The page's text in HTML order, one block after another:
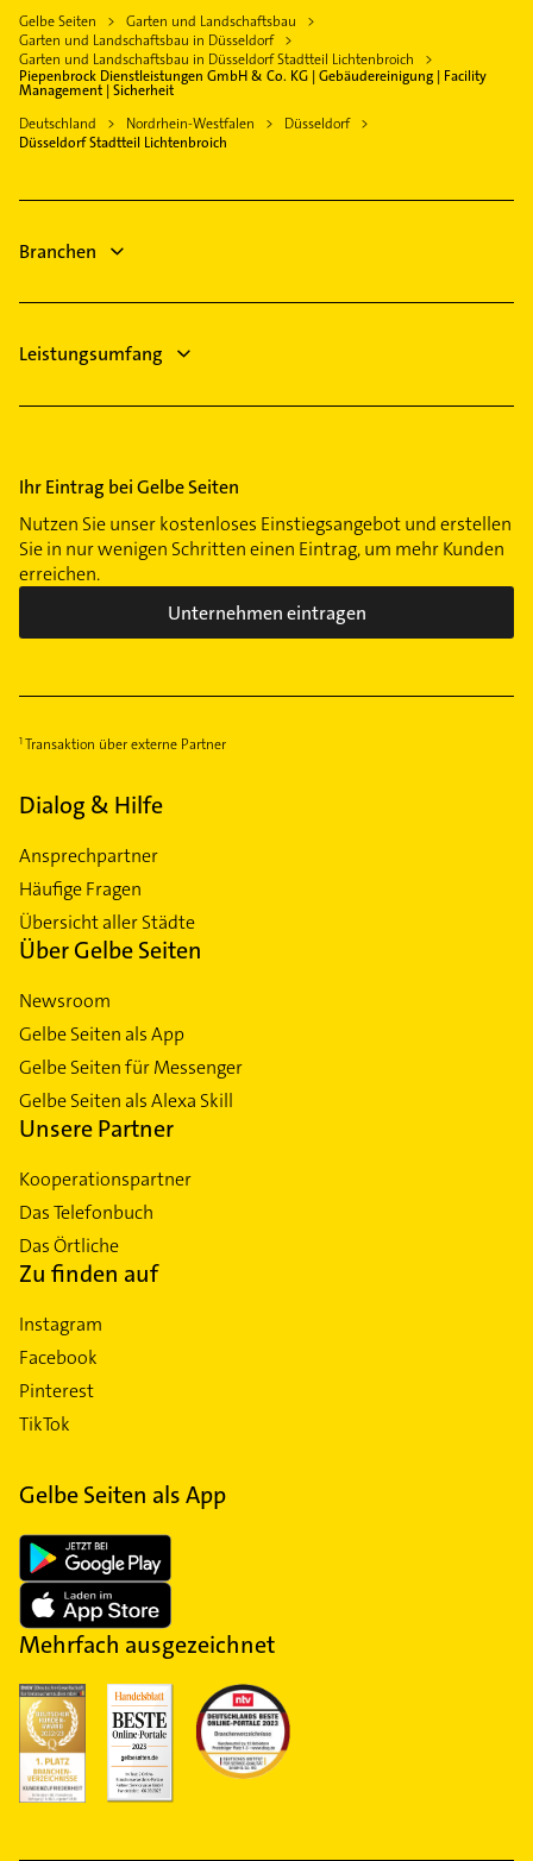
Bauunternehmen
Putzfrau
Gebäudereinigung
Immobilien
Immobilienmakler
Immobilienmakler
Steuerberater
Maler
Hausarzt
Arzt
Gelbe Seiten
Garten und Landschaftsbau
Garten und Landschaftsbau in Düsseldorf
Garten und Landschaftsbau in Düsseldorf Stadtteil Lichtenbroich
Piepenbrock Dienstleistungen GmbH & Co. KG | Gebäudereinigung | Facility
Management | Sicherheit
Deutschland
Nordrhein-Westfalen
Düsseldorf
Düsseldorf Stadtteil Lichtenbroich
Branchen
Leistungsumfang
Ihr Eintrag bei Gelbe Seiten
Nutzen Sie unser kostenloses Einstiegsangebot und erstellen
Sie in nur wenigen Schritten einen Eintrag, um mehr Kunden
erreichen.
Unternehmen eintragen
Transaktion über externe Partner
Dialog & Hilfe
Ansprechpartner
Häufige Fragen
Übersicht aller Städte
Über Gelbe Seiten
Newsroom
Gelbe Seiten als App
Gelbe Seiten für Messenger
Gelbe Seiten als Alexa Skill
Unsere Partner
Kooperationspartner
Das Telefonbuch
Das Örtliche
Zu finden auf
Instagram
Facebook
Pinterest
TikTok
Gelbe Seiten als App
Mehrfach ausgezeichnet